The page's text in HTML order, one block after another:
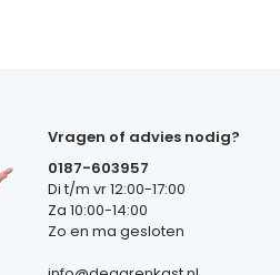
Vragen of advies nodig?
0187-603957
Di t/m vr 12:00-17:00
Za 10:00-14:00
Zo en ma gesloten